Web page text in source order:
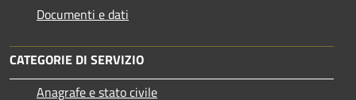
Documenti e dati
CATEGORIE DI SERVIZIO
Anagrafe e stato civile